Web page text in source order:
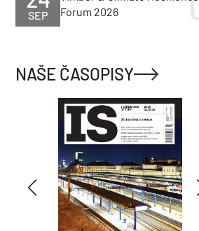
SEP
Forum 2026
NAŠE ČASOPISY